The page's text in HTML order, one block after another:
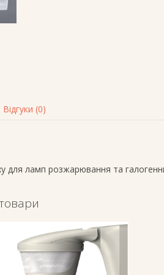
Відгуки (0)
для ламп розжарювання та